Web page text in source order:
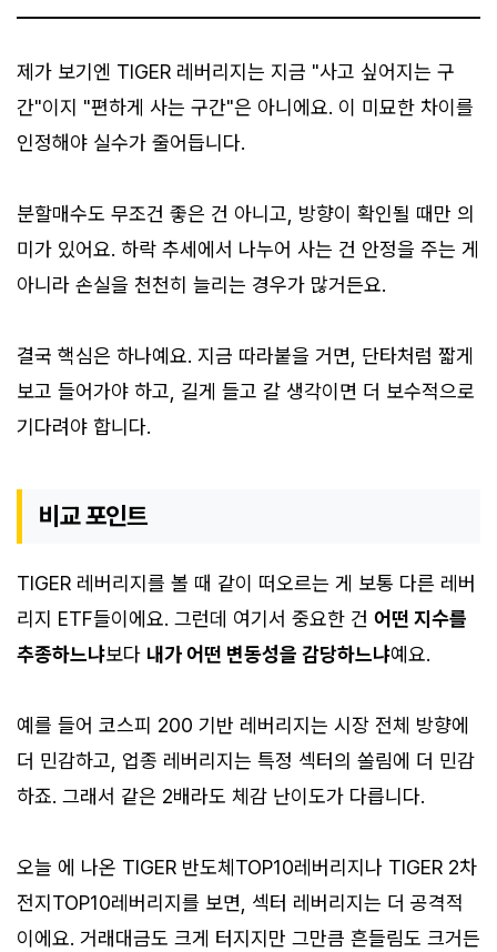
제가 보기엔 TIGER 레버리지는 지금 "사고 싶어지는 구
간"이지 "편하게 사는 구간"은 아니에요. 이 미묘한 차이를
인정해야 실수가 줄어듭니다.
분할매수도 무조건 좋은 건 아니고, 방향이 확인될 때만 의
미가 있어요. 하락 추세에서 나누어 사는 건 안정을 주는 게
아니라 손실을 천천히 늘리는 경우가 많거든요.
결국 핵심은 하나예요. 지금 따라붙을 거면, 단타처럼 짧게
보고 들어가야 하고, 길게 들고 갈 생각이면 더 보수적으로
기다려야 합니다.
비교 포인트
TIGER 레버리지를 볼 때 같이 떠오르는 게 보통 다른 레버
리지 ETF들이에요. 그런데 여기서 중요한 건 어떤 지수를
추종하느냐보다 내가 어떤 변동성을 감당하느냐예요.
예를 들어 코스피 200 기반 레버리지는 시장 전체 방향에
더 민감하고, 업종 레버리지는 특정 섹터의 쏠림에 더 민감
하죠. 그래서 같은 2배라도 체감 난이도가 다릅니다.
오늘 에 나온 TIGER 반도체TOP10레버리지나 TIGER 2차
전지TOP10레버리지를 보면, 섹터 레버리지는 더 공격적
이에요. 거래대금도 크게 터지지만 그만큼 흔들림도 크거든